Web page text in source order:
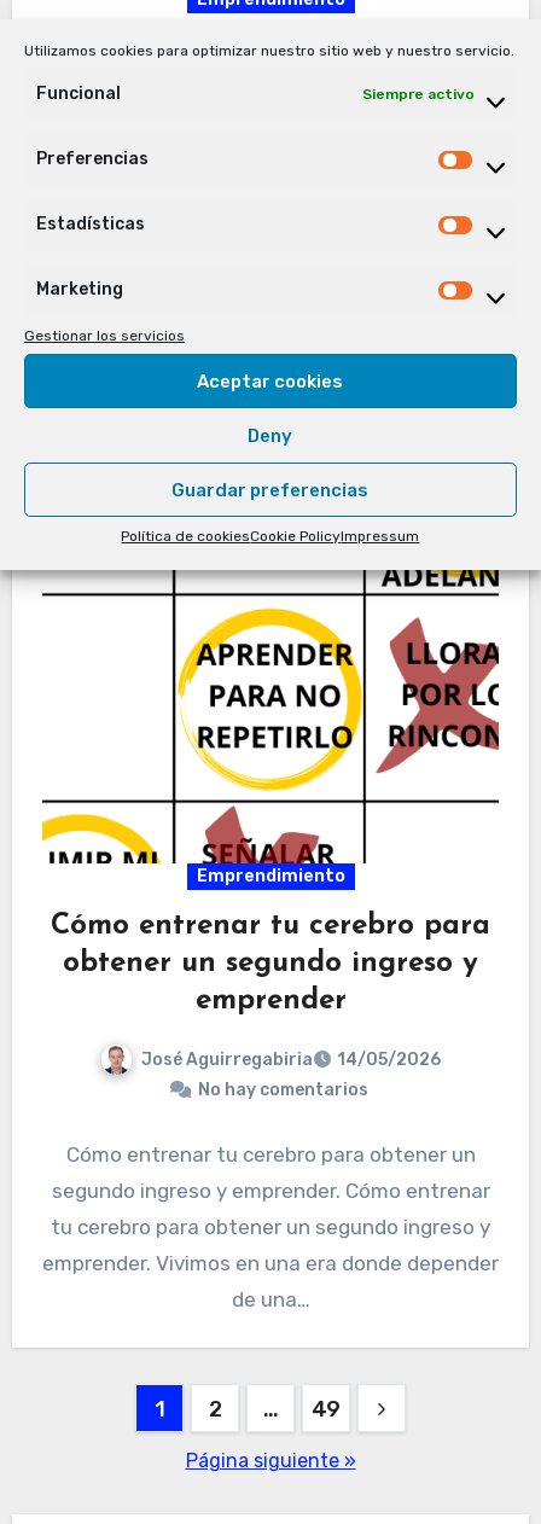
Utilizamos cookies para optimizar nuestro sitio web y nuestro servicio.
Funcional Siempre activo
Preferencias
Estadísticas
Marketing
Gestionar los servicios
Aceptar cookies
Deny
Guardar preferencias
Política de cookiesCookie PolicyImpressum
El Arte de Brillar Cuando Todo
El Arte de Brillar Cuando Todo Es Incierto . El
arte de construir resultados extraordinarios en
incómoda que todo emprendedor descubre,
tarde o…
Emprendimiento
Cómo entrenar tu cerebro para
obtener un segundo ingreso y
emprender
José Aguirregabiria
14/05/2026
No hay comentarios
Cómo entrenar tu cerebro para obtener un
segundo ingreso y emprender. Cómo entrenar
tu cerebro para obtener un segundo ingreso y
emprender. Vivimos en una era donde depender
de una…
Paginación
1 2 … 49
Página siguiente »